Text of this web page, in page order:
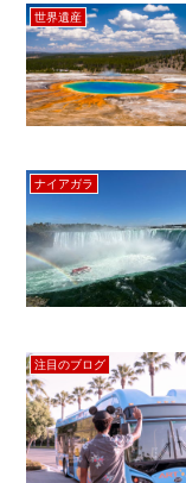
世界遺産
ナイアガラ
注目のブログ